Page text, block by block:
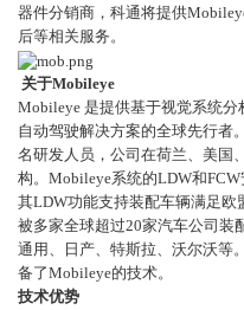
器件分销商， 科通将提供
后等相关服务。
关于Mobileye
Mobileye 是提供基于视觉系统分
自动驾驶解决方案的全球先行者
名研发人员，公司在荷兰、美国
构。Mobileye系统的LDW和
其LDW功能支持装配车辆满足欧
被多家全球超过20家汽车公司装
通用、日产、特斯拉、沃尔沃等
备了Mobileye的技术。
技术优势